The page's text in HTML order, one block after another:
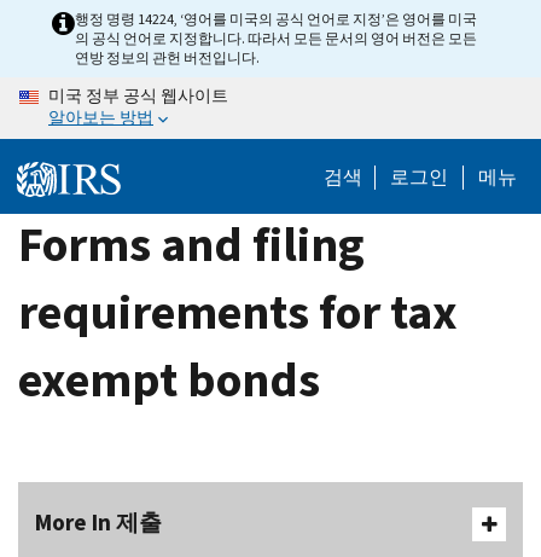
content
행정 명령 14224, ‘영어를 미국의 공식 언어로 지정’은 영어를 미국
의 공식 언어로 지정합니다. 따라서 모든 문서의 영어 버전은 모든
연방 정보의 관헌 버전입니다.
미국 정부 공식 웹사이트
알아보는 방법
검색 로그인 메뉴
Forms and filing
requirements for tax
exempt bonds
More In 제출